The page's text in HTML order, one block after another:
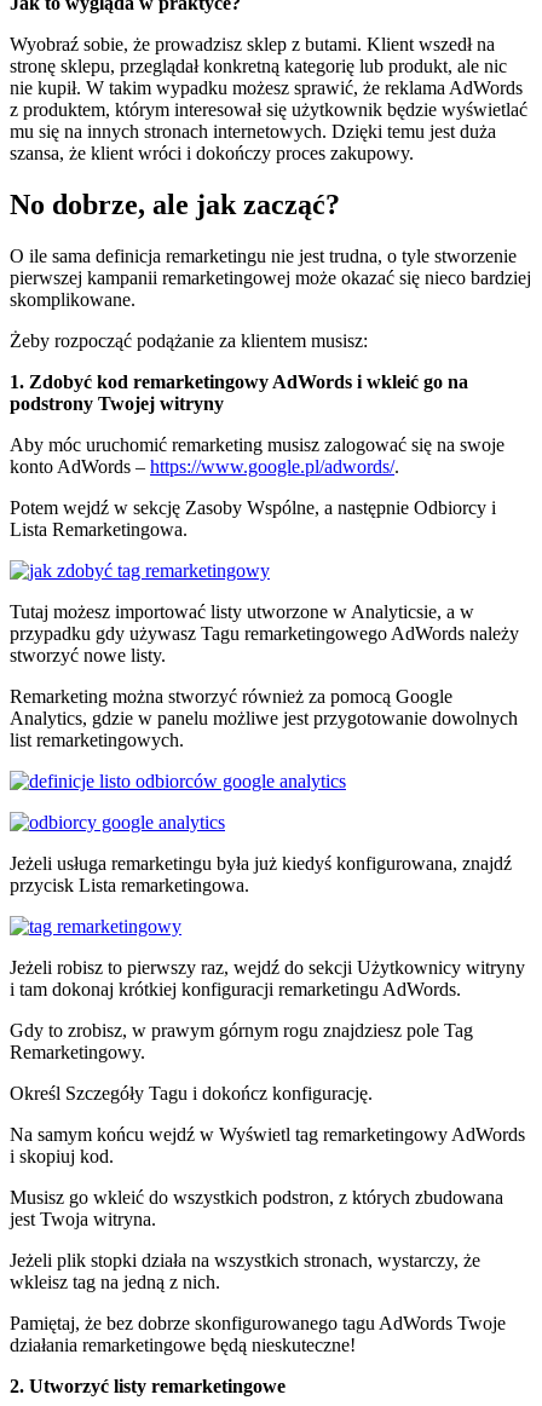
Wyobraź sobie, że prowadzisz sklep z butami. Klient wszedł na
stronę sklepu, przeglądał konkretną kategorię lub produkt, ale nic
nie kupił. W takim wypadku możesz sprawić, że reklama AdWords
z produktem, którym interesował się użytkownik będzie wyświetlać
mu się na innych stronach internetowych. Dzięki temu jest duża
szansa, że klient wróci i dokończy proces zakupowy.
No dobrze, ale jak zacząć?
O ile sama definicja remarketingu nie jest trudna, o tyle stworzenie
pierwszej kampanii remarketingowej może okazać się nieco bardziej
skomplikowane.
Żeby rozpocząć podążanie za klientem musisz:
1. Zdobyć kod remarketingowy AdWords i wkleić go na
podstrony Twojej witryny
Aby móc uruchomić remarketing musisz zalogować się na swoje
konto AdWords – https://www.google.pl/adwords/.
Potem wejdź w sekcję Zasoby Wspólne, a następnie Odbiorcy i
Lista Remarketingowa.
Tutaj możesz importować listy utworzone w Analyticsie, a w
przypadku gdy używasz Tagu remarketingowego AdWords należy
stworzyć nowe listy.
Remarketing można stworzyć również za pomocą Google
Analytics, gdzie w panelu możliwe jest przygotowanie dowolnych
list remarketingowych.
Jeżeli usługa remarketingu była już kiedyś konfigurowana, znajdź
przycisk Lista remarketingowa.
Jeżeli robisz to pierwszy raz, wejdź do sekcji Użytkownicy witryny
i tam dokonaj krótkiej konfiguracji remarketingu AdWords.
Gdy to zrobisz, w prawym górnym rogu znajdziesz pole Tag
Remarketingowy.
Określ Szczegóły Tagu i dokończ konfigurację.
Na samym końcu wejdź w Wyświetl tag remarketingowy AdWords
i skopiuj kod.
Musisz go wkleić do wszystkich podstron, z których zbudowana
jest Twoja witryna.
Jeżeli plik stopki działa na wszystkich stronach, wystarczy, że
wkleisz tag na jedną z nich.
Pamiętaj, że bez dobrze skonfigurowanego tagu AdWords Twoje
działania remarketingowe będą nieskuteczne!
2. Utworzyć listy remarketingowe